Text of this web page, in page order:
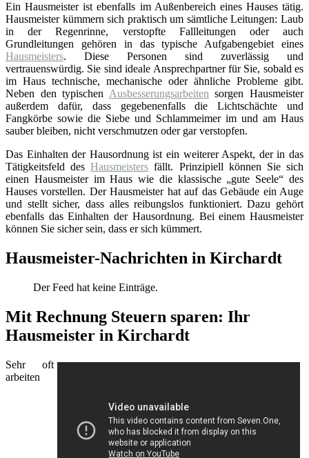
Ein Hausmeister ist ebenfalls im Außenbereich eines Hauses tätig.
Hausmeister kümmern sich praktisch um sämtliche Leitungen: Laub
in der Regenrinne, verstopfte Fallleitungen oder auch
Grundleitungen gehören in das typische Aufgabengebiet eines
Hausmeisters. Diese Personen sind zuverlässig und
vertrauenswürdig. Sie sind ideale Ansprechpartner für Sie, sobald es
im Haus technische, mechanische oder ähnliche Probleme gibt.
Neben den typischen Ausbesserungsarbeiten sorgen Hausmeister
außerdem dafür, dass gegebenenfalls die Lichtschächte und
Fangkörbe sowie die Siebe und Schlammeimer im und am Haus
sauber bleiben, nicht verschmutzen oder gar verstopfen.
Das Einhalten der Hausordnung ist ein weiterer Aspekt, der in das
Tätigkeitsfeld desHausmeisters fällt. Prinzipiell können Sie sich
einen Hausmeister im Haus wie die klassische „gute Seele“ des
Hauses vorstellen. Der Hausmeister hat auf das Gebäude ein Auge
und stellt sicher, dass alles reibungslos funktioniert. Dazu gehört
ebenfalls das Einhalten der Hausordnung. Bei einem Hausmeister
können Sie sicher sein, dass er sich kümmert.
Hausmeister-Nachrichten in Kirchardt
Der Feed hat keine Einträge.
Mit Rechnung Steuern sparen: Ihr
Hausmeister in Kirchardt
Sehr oft
arbeiten